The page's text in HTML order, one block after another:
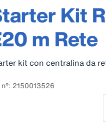
Kit
m Rete
kit con centralina da
2150013526